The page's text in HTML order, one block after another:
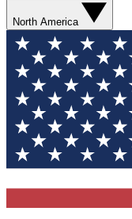
North America